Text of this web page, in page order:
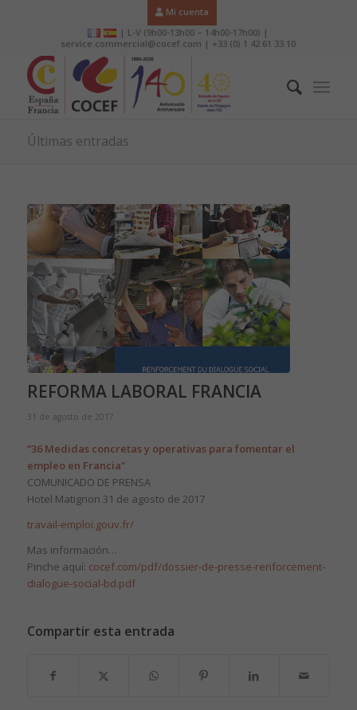
Mi cuenta
| L-V (9h00-13h00 – 14h00-17h00) |
service.commercial@cocef.com | +33 (0) 1 42 61 33 10
Últimas entradas
REFORMA LABORAL FRANCIA
31 de agosto de 2017
“36 Medidas concretas y operativas para fomentar el
empleo en Francia”
COMUNICADO DE PRENSA
Hotel Matignon 31 de agosto de 2017
travail-emploi.gouv.fr/
Mas información…
Pinche aquí: cocef.com/pdf/dossier-de-presse-renforcement-
dialogue-social-bd.pdf
Compartir esta entrada